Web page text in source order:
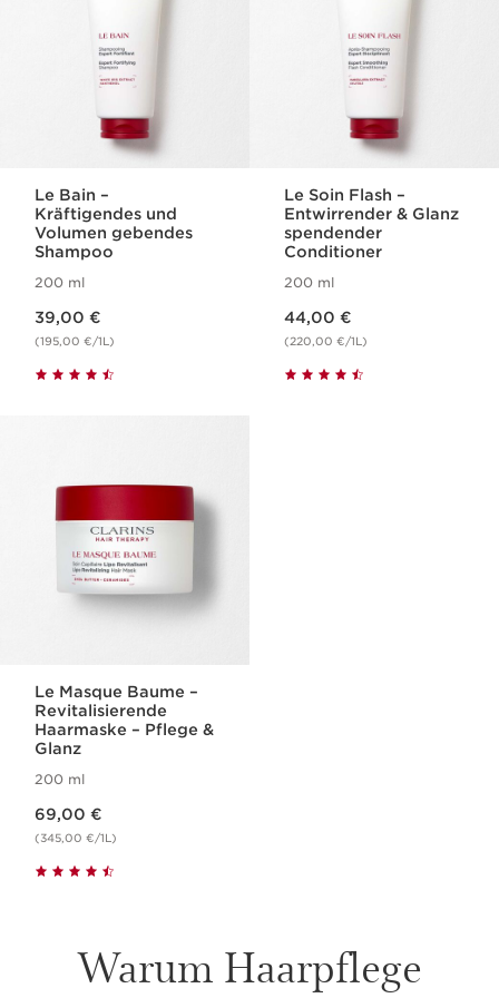
Le Bain –
Kräftigendes und
Volumen gebendes
Shampoo
200 ml
39,00 €
(195,00 €/1L)
Le Soin Flash –
Entwirrender & Glanz
spendender
Conditioner
200 ml
44,00 €
(220,00 €/1L)
Le Masque Baume –
Revitalisierende
Haarmaske – Pflege &
Glanz
200 ml
69,00 €
(345,00 €/1L)
Warum Haarpflege